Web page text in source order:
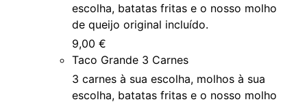
escolha, batatas fritas e o nosso molho
de queijo original incluído.
9,00 €
Taco Grande 3 Carnes
3 carnes à sua escolha, molhos à sua
escolha, batatas fritas e o nosso molho